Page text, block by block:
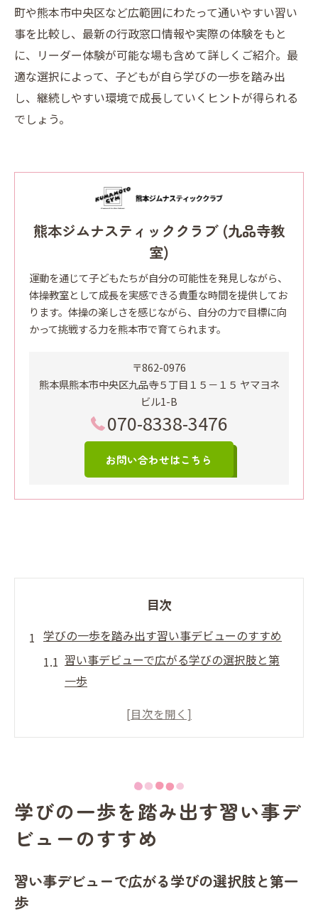
町や熊本市中央区など広範囲にわたって通いやすい習い
事を比較し、最新の行政窓口情報や実際の体験をもと
に、リーダー体験が可能な場も含めて詳しくご紹介。最
適な選択によって、子どもが自ら学びの一歩を踏み出
し、継続しやすい環境で成長していくヒントが得られる
でしょう。
熊本ジムナスティッククラブ (九品寺教
室)
運動を通じて子どもたちが自分の可能性を発見しながら、
体操教室として成長を実感できる貴重な時間を提供してお
ります。体操の楽しさを感じながら、自分の力で目標に向
かって挑戦する力を熊本市で育てられます。
〒862-0976
熊本県熊本市中央区九品寺５丁目１５－１５ ヤマヨネ
ビル1-B
070-8338-3476
お問い合わせはこちら
目次
学びの一歩を踏み出す習い事デビューのすすめ
習い事デビューで広がる学びの選択肢と第
一歩
送迎しやすい習い事デビュー先の選び方ポ
ECCジュニアなど熊本の習い事デビュー事情
英会話も人気の習い事デビュー最新動向と
は
リーダー体験で習い事デビューがもっと楽
学びの一歩を踏み出す習い事デ
ビューのすすめ
習い事デビューで広がる学びの選択肢と第一
歩